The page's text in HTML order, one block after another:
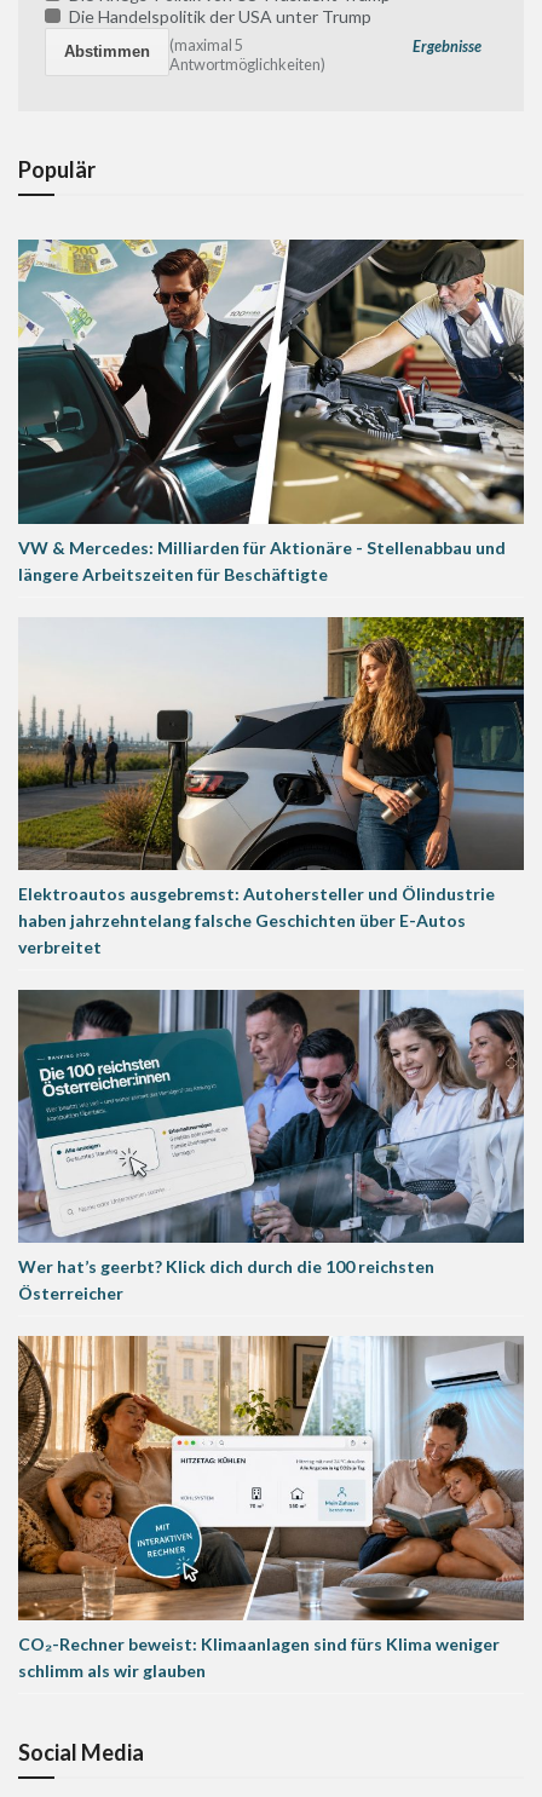
Die Handelspolitik der USA unter Trump
Ergebnisse
(maximal 5
Antwortmöglichkeiten)
Populär
VW & Mercedes: Milliarden für Aktionäre - Stellenabbau und
längere Arbeitszeiten für Beschäftigte
Elektroautos ausgebremst: Autohersteller und Ölindustrie
haben jahrzehntelang falsche Geschichten über E-Autos
verbreitet
Wer hat’s geerbt? Klick dich durch die 100 reichsten
Österreicher
CO₂-Rechner beweist: Klimaanlagen sind fürs Klima weniger
schlimm als wir glauben
Social Media